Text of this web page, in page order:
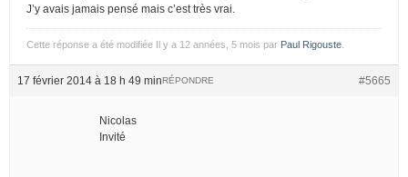
J’y avais jamais pensé mais c’est très vrai.
Cette réponse a été modifiée Il y a 12 années, 5 mois par Paul Rigouste
17 février 2014 à 18 h 49 min #5665
RÉPONDRE
Nicolas
Invité